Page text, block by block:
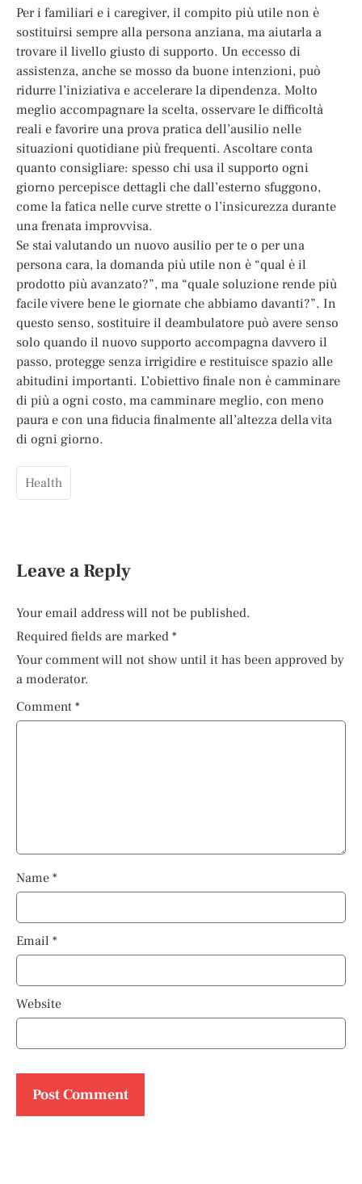
Per i familiari e i caregiver, il compito più utile non è
sostituirsi sempre alla persona anziana, ma aiutarla a
trovare il livello giusto di supporto. Un eccesso di
assistenza, anche se mosso da buone intenzioni, può
ridurre l’iniziativa e accelerare la dipendenza. Molto
meglio accompagnare la scelta, osservare le difficoltà
reali e favorire una prova pratica dell’ausilio nelle
situazioni quotidiane più frequenti. Ascoltare conta
quanto consigliare: spesso chi usa il supporto ogni
giorno percepisce dettagli che dall’esterno sfuggono,
come la fatica nelle curve strette o l’insicurezza durante
una frenata improvvisa.
Se stai valutando un nuovo ausilio per te o per una
persona cara, la domanda più utile non è “qual è il
prodotto più avanzato?”, ma “quale soluzione rende più
facile vivere bene le giornate che abbiamo davanti?”. In
questo senso, sostituire il deambulatore può avere senso
solo quando il nuovo supporto accompagna davvero il
passo, protegge senza irrigidire e restituisce spazio alle
abitudini importanti. L’obiettivo finale non è camminare
di più a ogni costo, ma camminare meglio, con meno
paura e con una fiducia finalmente all’altezza della vita
di ogni giorno.
Health
Leave a Reply
Your email address will not be published.
Required fields are marked *
Your comment will not show until it has been approved by
a moderator.
Comment *
Name *
Email *
Website